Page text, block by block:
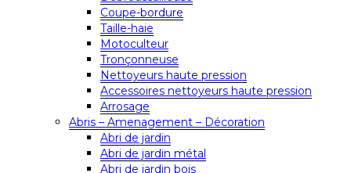
Coupe-bordure
Taille-haie
Motoculteur
Tronçonneuse
Nettoyeurs haute pression
Accessoires nettoyeurs haute pression
Arrosage
Abris – Amenagement – Décoration
Abri de jardin
Abri de jardin métal
Abri de jardin bois